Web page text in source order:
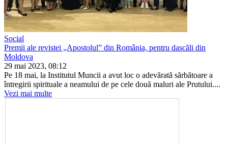
Social
Premii ale revistei „Apostolul” din România, pentru dascăli din
Moldova
29 mai 2023, 08:12
Pe 18 mai, la Institutul Muncii a avut loc o adevărată sărbătoare a
întregirii spirituale a neamului de pe cele două maluri ale Prutului....
Vezi mai multe